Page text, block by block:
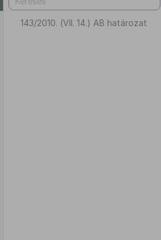
143/2010. (VII. 14.) AB határozat